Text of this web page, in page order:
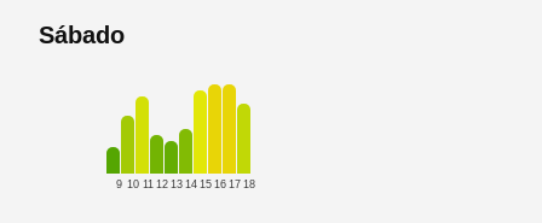
Sábado
9 10 11 12 13 14 15 16 17 18